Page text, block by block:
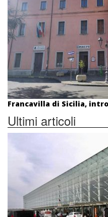
Francavilla di Sicilia,
Ultimi articoli